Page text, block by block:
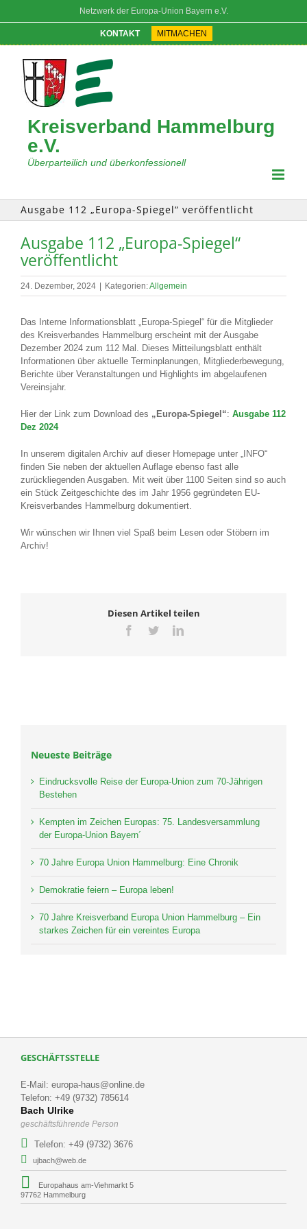
Netzwerk der Europa-Union Bayern e.V.
KONTAKT MITMACHEN
Kreisverband Hammelburg
e.V.
Überparteilich und überkonfessionell
Ausgabe 112 „Europa-Spiegel“ veröffentlicht
Ausgabe 112 „Europa-Spiegel“
veröffentlicht
24. Dezember, 2024 Kategorien:Allgemein
Das Interne Informationsblatt „Europa-Spiegel“ für die Mitglieder
des Kreisverbandes Hammelburg erscheint mit der Ausgabe
Dezember 2024 zum 112 Mal. Dieses Mitteilungsblatt enthält
Informationen über aktuelle Terminplanungen, Mitgliederbewegung,
Berichte über Veranstaltungen und Highlights im abgelaufenen
Vereinsjahr.
Hier der Link zum Download des „Europa-Spiegel“: Ausgabe 112
Dez 2024
In unserem digitalen Archiv auf dieser Homepage unter „INFO“
finden Sie neben der aktuellen Auflage ebenso fast alle
zurückliegenden Ausgaben. Mit weit über 1100 Seiten sind so auch
ein Stück Zeitgeschichte des im Jahr 1956 gegründeten EU-
Kreisverbandes Hammelburg dokumentiert.
Wir wünschen wir Ihnen viel Spaß beim Lesen oder Stöbern im
Archiv!
Diesen Artikel teilen
Facebook
TwitterLinkedIn
Neueste Beiträge
Eindrucksvolle Reise der Europa-Union zum 70-Jährigen
Bestehen
Kempten im Zeichen Europas: 75. Landesversammlung
der Europa-Union Bayern´
70 Jahre Europa Union Hammelburg: Eine Chronik
Demokratie feiern – Europa leben!
70 Jahre Kreisverband Europa Union Hammelburg – Ein
starkes Zeichen für ein vereintes Europa
GESCHÄFTSSTELLE
E-Mail: europa-haus@online.de
Telefon: +49 (9732) 785614
Bach Ulrike
geschäftsführende Person
Telefon: +49 (9732) 3676
ujbach@web.de
Europahaus am-Viehmarkt 5
97762 Hammelburg